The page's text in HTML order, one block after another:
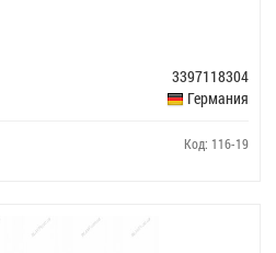
3397118304
Германия
Код: 116-19